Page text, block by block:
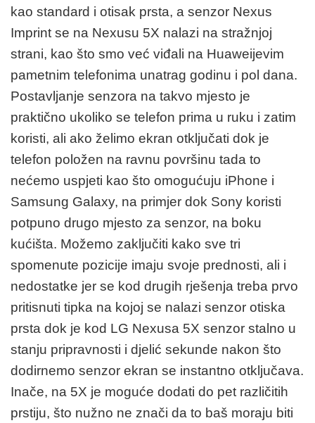
kao standard i otisak prsta, a senzor Nexus
Imprint se na Nexusu 5X nalazi na stražnjoj
strani, kao što smo već viđali na Huaweijevim
pametnim telefonima unatrag godinu i pol dana.
Postavljanje senzora na takvo mjesto je
praktično ukoliko se telefon prima u ruku i zatim
koristi, ali ako želimo ekran otključati dok je
telefon položen na ravnu površinu tada to
nećemo uspjeti kao što omogućuju iPhone i
Samsung Galaxy, na primjer dok Sony koristi
potpuno drugo mjesto za senzor, na boku
kućišta. Možemo zaključiti kako sve tri
spomenute pozicije imaju svoje prednosti, ali i
nedostatke jer se kod drugih rješenja treba prvo
pritisnuti tipka na kojoj se nalazi senzor otiska
prsta dok je kod LG Nexusa 5X senzor stalno u
stanju pripravnosti i djelić sekunde nakon što
dodirnemo senzor ekran se instantno otključava.
Inače, na 5X je moguće dodati do pet različitih
prstiju, što nužno ne znači da to baš moraju biti